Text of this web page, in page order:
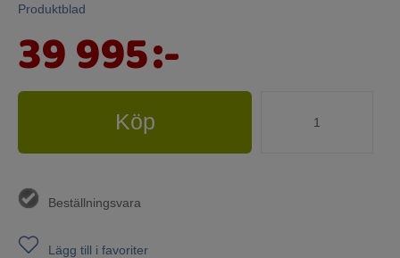
Produktblad
39 995:-
Köp
Beställningsvara
Lägg till i favoriter